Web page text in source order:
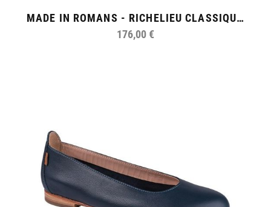
MADE IN ROMANS - RICHELIEU CLASSIQUE FEMME
176,00 €